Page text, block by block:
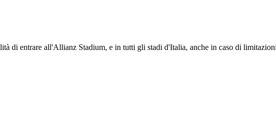
di entrare all'Allianz Stadium, e in tutti gli stadi d'Italia, anche in caso di